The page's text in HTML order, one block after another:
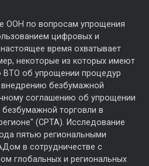
ООН по вопросам упрощения
цифровых и
время охватывает
некоторые из которых имеют
об упрощении процедур
внедрению безбумажной
соглашению об упрощении
торговли в
(CPTA). Исследование
пятью региональными
в сотрудничестве с
глобальных и региональных